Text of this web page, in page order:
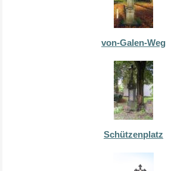
von-Galen-Weg
Schützenplatz